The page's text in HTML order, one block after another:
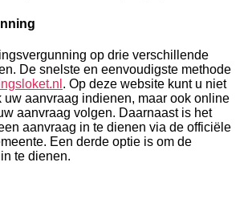
op drie verschillende
De snelste en eenvoudigste methode
. Op deze website kunt u niet
aanvraag indienen, maar ook online
aanvraag volgen. Daarnaast is het
aanvraag in te dienen via de officiële
Een derde optie is om de
te dienen.